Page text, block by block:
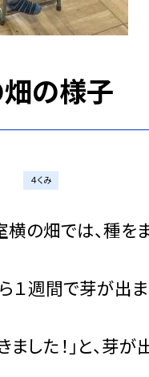
の様子
４くみ
の畑では、種を
１週間で芽が出ま
した！」と、芽